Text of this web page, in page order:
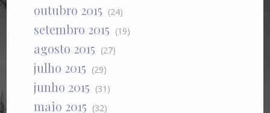
outubro 2015 (24)
setembro 2015 (19)
agosto 2015 (27)
julho 2015 (29)
junho 2015 (31)
maio 2015 (32)